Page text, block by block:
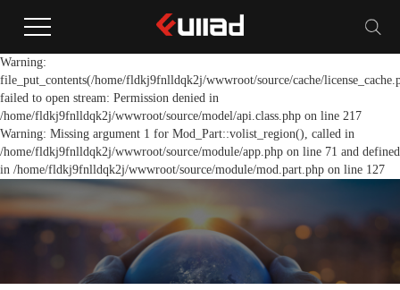
Warning:
file_put_contents(/home/fldkj9fnlldqk2j/wwwroot/source/cache/
failed to open stream: Permission denied in
/home/fldkj9fnlldqk2j/wwwroot/source/model/api.class.php on line 217
Warning: Missing argument 1 for Mod_Part::volist_region(), called in
/home/fldkj9fnlldqk2j/wwwroot/source/module/app.php on line 71 and defined
in /home/fldkj9fnlldqk2j/wwwroot/source/module/mod.part.php on line 127